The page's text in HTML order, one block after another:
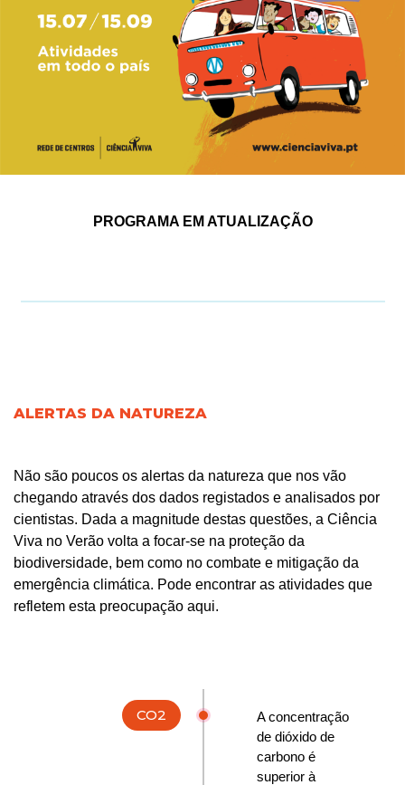
PROGRAMA EM ATUALIZAÇÃO
ALERTAS DA NATUREZA
Não são poucos os alertas da natureza que nos vão
chegando através dos dados registados e analisados por
cientistas. Dada a magnitude destas questões, a Ciência
Viva no Verão volta a focar-se na proteção da
biodiversidade, bem como no combate e mitigação da
emergência climática. Pode encontrar as atividades que
refletem esta preocupação aqui.
A concentração
de dióxido de
carbono é
superior à
CO2